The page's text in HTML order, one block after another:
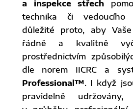
a inspekce střech
technika či vedoucího
důležité proto, aby
řádně a kvalitně
prostřednictvím
dle norem IICRC a
Professional™. I když
pravidelně